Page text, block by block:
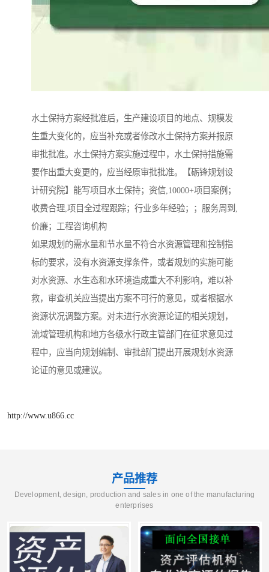
水土保持方案经批准后，生产建设项目的地点、规模发
生重大变化的，应当补充或者修改水土保持方案并报原
审批批准。水土保持方案实施过程中，水土保持措施需
要作出重大变更的，应当经原审批批准。【砺锋规划设
计研究院】能写项目水土保持；资信,10000+项目案例；
收费合理,项目全过程跟踪；行业多年经验；；服务周到,
价廉；工程咨询机构
如果规划的需水量和节水量不符合水资源管理和控制指
标的要求，没有水资源支撑条件，或者规划的实施可能
对水资源、水生态和水环境造成重大不利影响，难以补
救，审查机关应当提出方案不可行的意见，或者根据水
资源状况调整方案。对未进行水资源论证的相关规划，
流域管理机构和地方各级水行政主管部门在征求意见过
程中，应当向规划编制、审批部门提出开展规划水资源
论证的意见或建议。
http://www.u866.cc
产品推荐
Development, design, production and sales in one of the manufacturing
enterprises